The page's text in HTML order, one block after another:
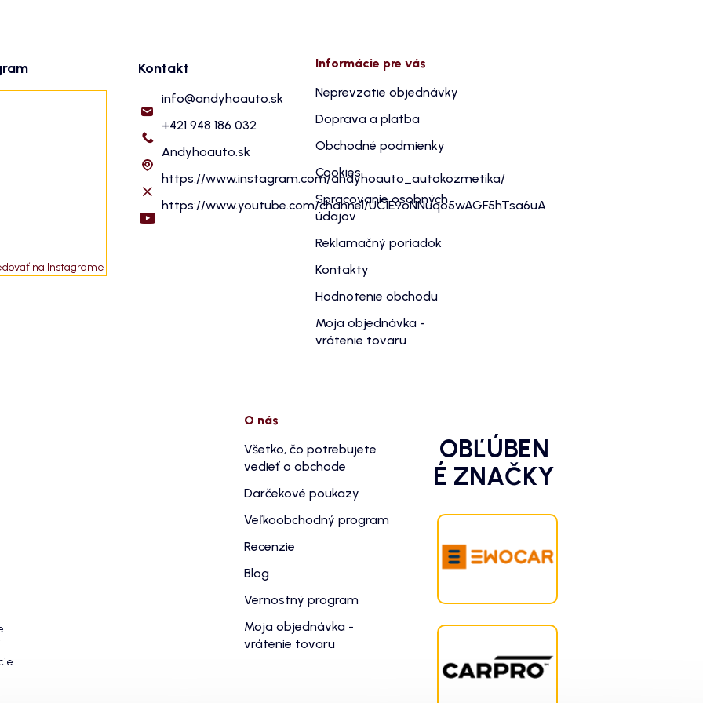
na Instagrame
Kontakt
info@andyhoauto.sk
+421 948 186 032
Andyhoauto.sk
https://www.instagram.com/andyhoauto_autokozmetika/
https://www.youtube.com/channel/UC1E9oNNuqo5wAGF5hTsa6uA
Informácie pre vás
Neprevzatie objednávky
Doprava a platba
Obchodné podmienky
Cookies
Spracovanie osobných
údajov
Reklamačný poriadok
Kontakty
Hodnotenie obchodu
Moja objednávka -
vrátenie tovaru
O nás
Všetko, čo potrebujete
vedieť o obchode
Darčekové poukazy
Veľkoobchodný program
Recenzie
Blog
Vernostný program
Moja objednávka -
vrátenie tovaru
OBĽÚBEN
É ZNAČKY